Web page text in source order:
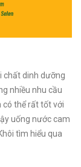
chất dinh dưỡng
nhiều nhu cầu
có thể rất tốt với
uống nước cam
tìm hiểu qua